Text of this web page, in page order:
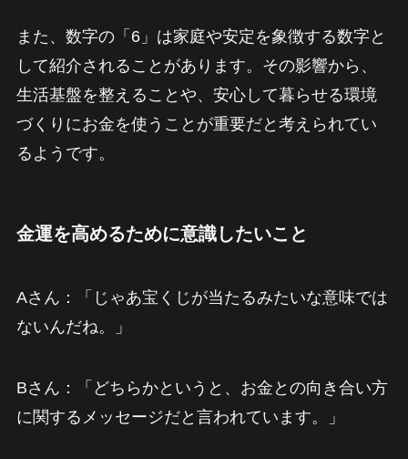
また、数字の「6」は家庭や安定を象徴する数字と
して紹介されることがあります。その影響から、
生活基盤を整えることや、安心して暮らせる環境
づくりにお金を使うことが重要だと考えられてい
るようです。
金運を高めるために意識したいこと
Aさん：「じゃあ宝くじが当たるみたいな意味では
ないんだね。」
Bさん：「どちらかというと、お金との向き合い方
に関するメッセージだと言われています。」